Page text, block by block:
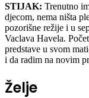
STIJAK: Trenutno
djecom, nema ništa
pozorišne režije i u
Vaclava Havela.
predstave u svom
i da radim na novim
Želje